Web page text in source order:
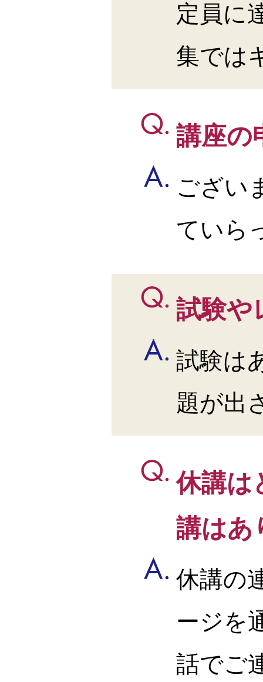
定員に
集では
講座の
ござい
ていら
試験や
試験は
題が出
休講は
講はあ
休講の
ージを
話でご